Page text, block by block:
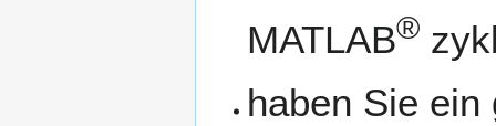
MATLAB®
haben Sie